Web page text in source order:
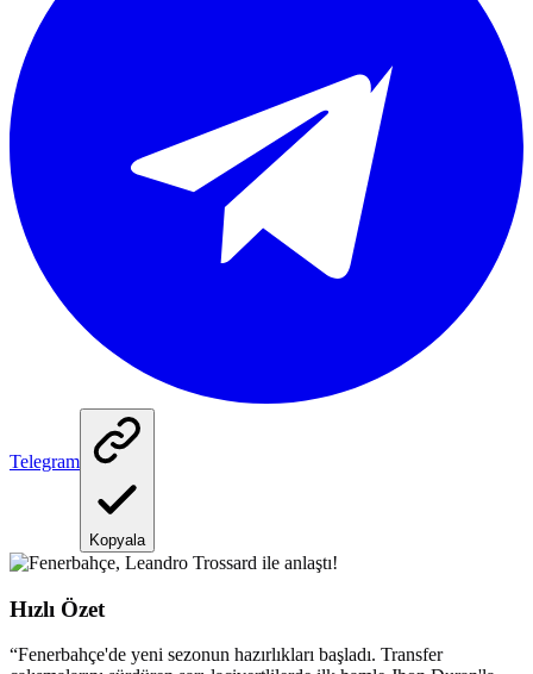
Telegram
Kopyala
Hızlı Özet
“Fenerbahçe'de yeni sezonun hazırlıkları başladı. Transfer